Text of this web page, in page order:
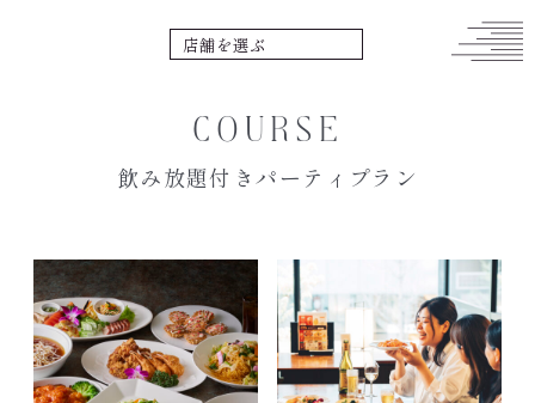
COURSE
飲み放題付きパーティプラン